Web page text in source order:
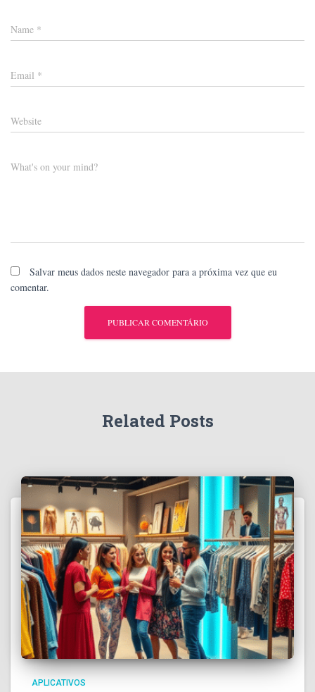
Name *
Email *
Website
What's on your mind?
Salvar meus dados neste navegador para a próxima vez que eu
comentar.
Related Posts
APLICATIVOS